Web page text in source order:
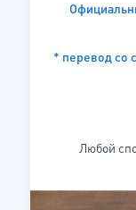
* перевод со
Любой